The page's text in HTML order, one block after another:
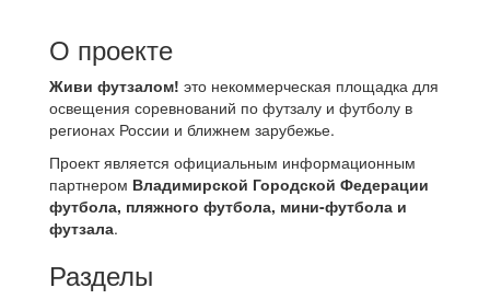
О проекте
Живи футзалом! это некоммерческая площадка для
освещения соревнований по футзалу и футболу в
регионах России и ближнем зарубежье.
Проект является официальным информационным
партнером Владимирской Городской Федерации
футбола, пляжного футбола, мини-футбола и
футзала.
Разделы